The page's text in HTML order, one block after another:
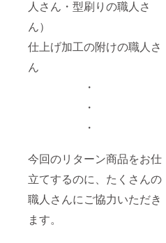
人さん・型刷りの職人さ
ん）
仕上げ加工の附けの職人さ
ん
・
・
・
今回のリターン商品をお仕
立てするのに、たくさんの
職人さんにご協力いただき
ます。